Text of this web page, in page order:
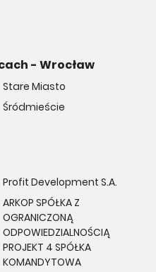
- Wrocław
Stare Miasto
Śródmieście
Profit Development S.A.
ARKOP SPÓŁKA Z
OGRANICZONĄ
ODPOWIEDZIALNOŚCIĄ
PROJEKT 4 SPÓŁKA
KOMANDYTOWA